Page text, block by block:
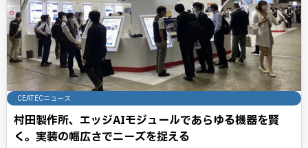
CEATECニュース
村田製作所、エッジAIモジュールであらゆる機器を賢
く。実装の幅広さでニーズを捉える